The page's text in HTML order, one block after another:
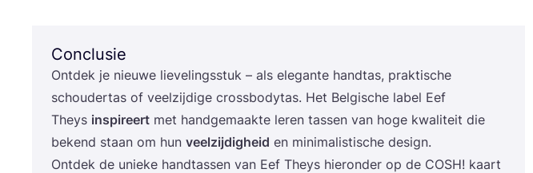
Conclusie
Ont­dek je nieu­we lie­ve­lings­stuk – als ele­gan­te hand­tas, prak­ti­sche
schou­der­tas of veel­zij­di­ge cross­bo­dy­tas. Het Bel­gi­sche label Eef
Theys inspi­reert met hand­ge­maak­te leren tas­sen van hoge kwa­li­teit die
bekend staan om hun veel­zij­dig­heid en mini­ma­lis­ti­sche design.
Ont­dek de unie­ke hand­tas­sen van Eef Theys hier­on­der op de COSH! kaart